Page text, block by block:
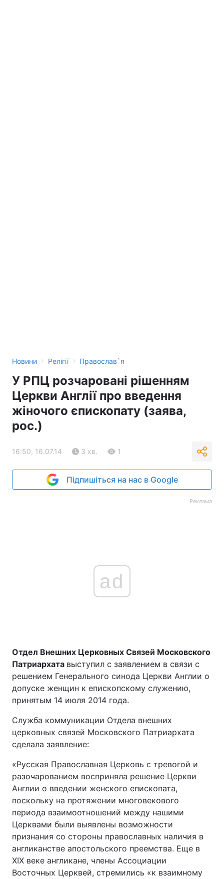
Новини › Релігії › Православ`я
У РПЦ розчаровані рішенням
Церкви Англії про введення
жіночого єпископату (заява,
рос.)
16:50, 16.07.14 3 хв. 1
Підпишіться на нас в Google
Реклама
ad
Отдел Внешних Церковных Связей Московского
Патриархата выступил с заявлением в связи с
решением Генерального синода Церкви Англии о
допуске женщин к епископскому служению,
принятым 14 июля 2014 года.
Служба коммуникации Отдела внешних
церковных связей Московского Патриархата
сделала заявление:
«Русская Православная Церковь с тревогой и
разочарованием восприняла решение Церкви
Англии о введении женского епископата,
поскольку на протяжении многовекового
периода взаимоотношений между нашими
Церквами были выявлены возможности
признания со стороны православных наличия в
англиканстве апостольского преемства. Еще в
XIX веке англикане, члены Ассоциации
Восточных Церквей, стремились «к взаимному